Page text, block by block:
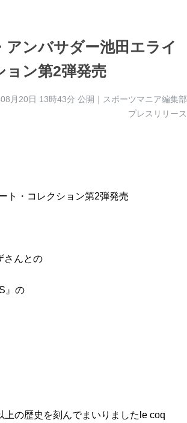
ンバサダー池田エライ
ン第2弾発売
月20日 13時43分 公開｜スポーツマニア編集部
プレスリリース
ト・コレクション第2弾発売
さんとの
』の
の歴史を刻んでまいりましたle coq